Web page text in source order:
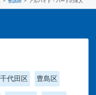
塾講師 アルバイト・パートの求人
千代田区 豊島区